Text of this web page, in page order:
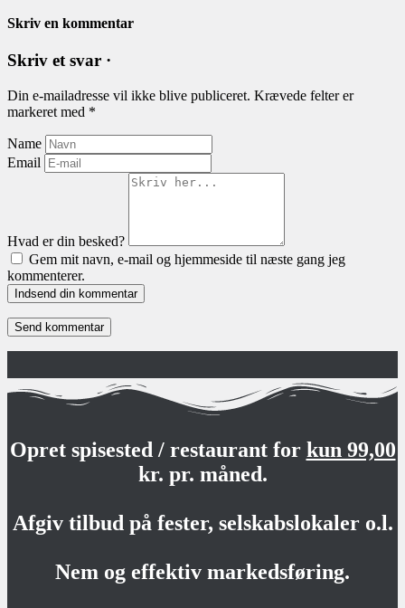
Skriv en kommentar
Skriv et svar ·
Din e-mailadresse vil ikke blive publiceret. Krævede felter er
markeret med *
Name
Email
Hvad er din besked?
Gem mit navn, e-mail og hjemmeside til næste gang jeg
kommenterer.
Indsend din kommentar
Opret spisested / restaurant for kun 99,00
kr. pr. måned.
Afgiv tilbud på fester, selskabslokaler o.l.
Nem og effektiv markedsføring.